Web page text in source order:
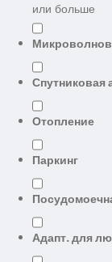
или больше
Спутниковая
Отопление
Паркинг
Адапт. для